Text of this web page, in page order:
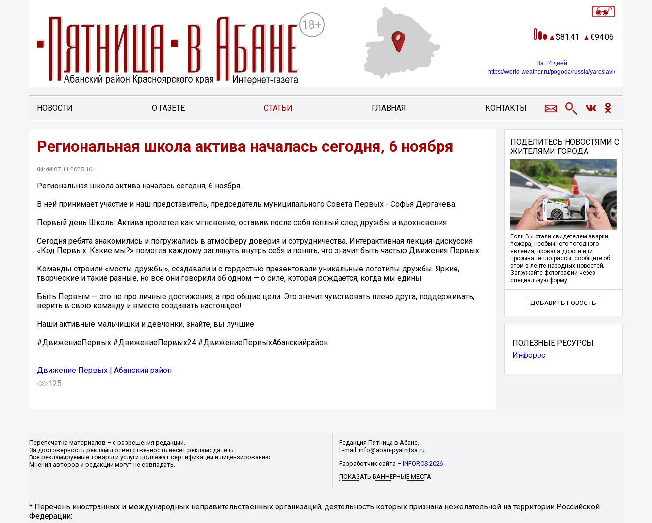
18+
81.41 94.06
На 14 дней
https://world-weather.ru/pogoda/russia/yaroslavl/
НОВОСТИ О ГАЗЕТЕ СТАТЬИ ГЛАВНАЯ КОНТАКТЫ
Региональная школа актива началась сегодня, 6 ноября
04:44 07.11.2025 16+
Региональная школа актива началась сегодня, 6 ноября.
В ней принимает участие и наш представитель, председатель муниципального Совета Первых - Софья Дергачева.
Первый день Школы Актива пролетел как мгновение, оставив после себя тёплый след дружбы и вдохновения
Сегодня ребята знакомились и погружались в атмосферу доверия и сотрудничества. Интерактивная лекция-дискуссия
«Код Первых: Какие мы?» помогла каждому заглянуть внутрь себя и понять, что значит быть частью Движения Первых
Команды строили «мосты дружбы», создавали и с гордостью презентовали уникальные логотипы дружбы. Яркие,
творческие и такие разные, но все они говорили об одном — о силе, которая рождается, когда мы едины
Быть Первым — это не про личные достижения, а про общие цели. Это значит чувствовать плечо друга, поддерживать,
верить в свою команду и вместе создавать настоящее!
Наши активные мальчишки и девчонки, знайте, вы лучшие
#ДвижениеПервых #ДвижениеПервых24 #ДвижениеПервыхАбанскийрайон
Движение Первых | Абанский район
125
ПОДЕЛИТЕСЬ НОВОСТЯМИ С
ЖИТЕЛЯМИ ГОРОДА
Если Вы стали свидетелем аварии,
пожара, необычного погодного
явления, провала дороги или
прорыва теплотрассы, сообщите об
этом в ленте народных новостей.
Загружайте фотографии через
специальную форму.
ДОБАВИТЬ НОВОСТЬ
ПОЛЕЗНЫЕ РЕСУРСЫ
Инфорос
Перепечатка материалов – с разрешения редакции.
За достоверность рекламы ответственность несёт рекламодатель.
Все рекламируемые товары и услуги подлежат сертификации и лицензированию.
Мнения авторов и редакции могут не совпадать.
Редакция Пятница в Абане.
E-mail: info@aban-pyatnitsa.ru
Разработчик сайта – INFOROS 2026
ПОКАЗАТЬ БАННЕРНЫЕ МЕСТА
* Перечень иностранных и международных неправительственных организаций, деятельность которых признана нежелательной на территории Российской
Федерации: